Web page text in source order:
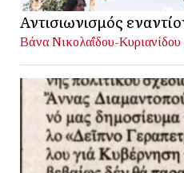
Αντισιωνισμός
Βάνα Νικολαΐδου-Κυριανίδου